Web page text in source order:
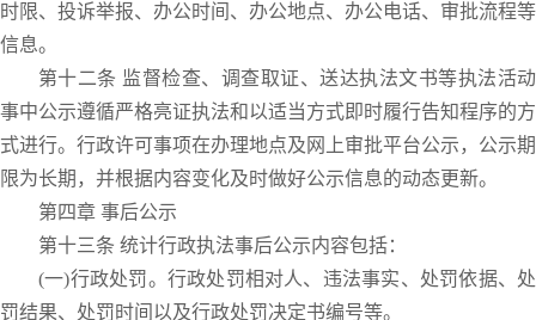
时限、投诉举报、办公时间、办公地点、办公电话、审批流程等
信息。
第十二条 监督检查、调查取证、送达执法文书等执法活动
事中公示遵循严格亮证执法和以适当方式即时履行告知程序的方
式进行。行政许可事项在办理地点及网上审批平台公示，公示期
限为长期，并根据内容变化及时做好公示信息的动态更新。
第四章 事后公示
第十三条 统计行政执法事后公示内容包括：
(一)行政处罚。行政处罚相对人、违法事实、处罚依据、处
罚结果、处罚时间以及行政处罚决定书编号等。